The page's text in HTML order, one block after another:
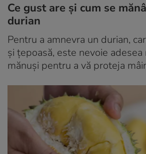
Ce gust are și cum se
durian
Pentru a amnevra un durian,
și țepoasă, este nevoie adesea
mănuși pentru a vă proteja